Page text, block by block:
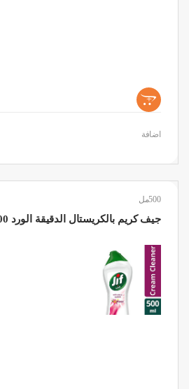
+
اضافة
500مل
جيف كريم بالكريستال الدقيقة الورد 500مل